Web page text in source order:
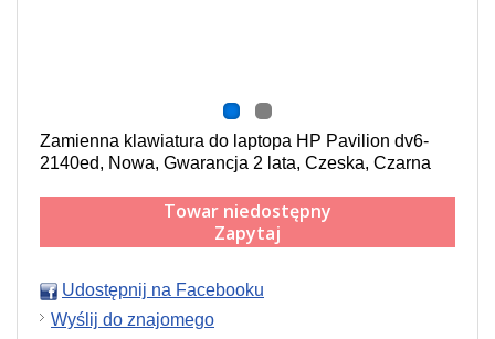
Zamienna klawiatura do laptopa HP Pavilion dv6-
2140ed, Nowa, Gwarancja 2 lata, Czeska, Czarna
Towar niedostępny
Zapytaj
Udostępnij na Facebooku
Wyślij do znajomego